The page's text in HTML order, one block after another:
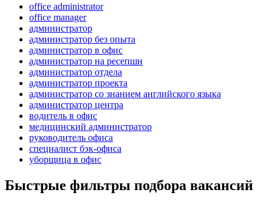
office administrator
office manager
администратор
администратор без опыта
администратор в офис
администратор на ресепшн
администратор отдела
администратор проекта
администратор со знанием английского языка
администратор центра
водитель в офис
медицинский администратор
руководитель офиса
специалист бэк-офиса
уборщица в офис
Быстрые фильтры подбора вакансий